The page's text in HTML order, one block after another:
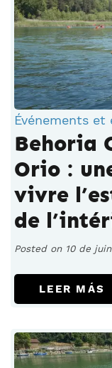
Événements et
Behoria
Orio :
vivre
de
Posted on 10 de
LEER MÁS